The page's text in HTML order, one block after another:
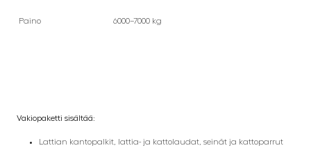
Paino 6000–7000 kg
Vakiopaketti sisältää:
Lattian kantopalkit, lattia- ja kattolaudat, seinät ja kattoparrut